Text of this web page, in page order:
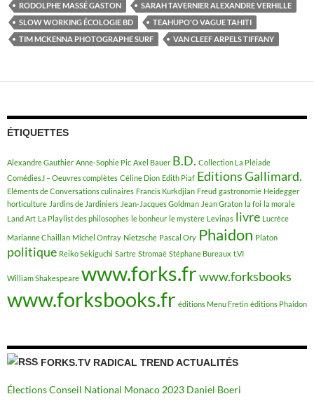
RODOLPHE MASSÉ GASTON
SARAH TAVERNIER ALEXANDRE VERHILLE
SLOW WORKING ÉCOLOGIE BD
TEAHUPO'O VAGUE TAHITI
TIM MCKENNA PHOTOGRAPHE SURF
VAN CLEEF ARPELS TIFFANY
ÉTIQUETTES
Alexandre Gauthier Anne-Sophie Pic Axel Bauer B.D. Collection La Pléiade
Comédies.I – Oeuvres complètes Céline Dion Edith Piaf Editions Gallimard.
Eléments de Conversations culinaires Francis Kurkdjian Freud gastronomie Heidegger
horticulture Jardins de Jardiniers Jean-Jacques Goldman Jean Graton la foi la morale
Land Art La Playlist des philosophes le bonheur le mystère Levinas livre Lucrèce
Marianne Chaillan Michel Onfray Nietzsche Pascal Ory Phaidon Platon
politique Reiko Sekiguchi Sartre Stromaë Stéphane Bureaux t.VI
William Shakespeare www.forks.frwww.forksbooks
www.forksbooks.fr éditions Menu Fretin éditions Phaidon
FORKS.TV RADICAL TREND ACTUALITÉS
Élections Conseil National Monaco 2023 Daniel Boeri